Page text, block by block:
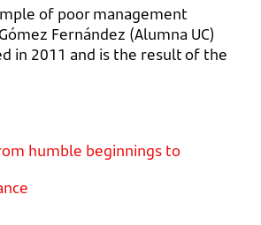
of poor management
Fernández (Alumna UC)
in 2011 and is the result of the
humble beginnings to